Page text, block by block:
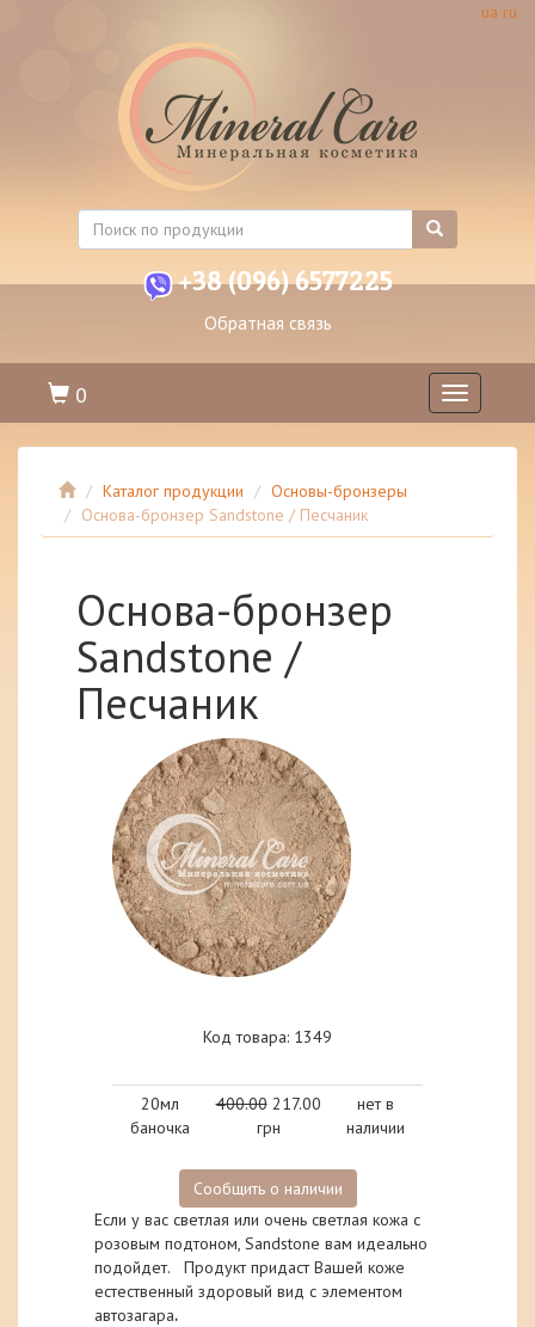
ua ru
+38 (096) 6577225
Обратная связь
Toggle
navigation
0
Каталог продукции
Основы-бронзеры
Основа-бронзер Sandstone / Песчаник
Основа-бронзер
Sandstone /
Песчаник
Код товара: 1349
20мл
баночка
400.00 217.00
грн
нет в
наличии
Сообщить о наличии
Если у вас светлая или очень светлая кожа с
розовым подтоном, Sandstone вам идеально
подойдет. Продукт придаст Вашей коже
естественный здоровый вид с элементом
автозагара.